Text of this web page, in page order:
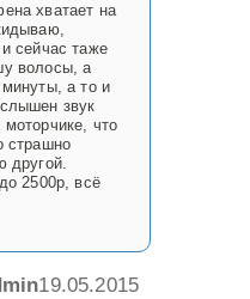
хватает на
сейчас таже
волосы, а
а то и
звук
что
страшно
другой.
2500р, всё
19.05.2015